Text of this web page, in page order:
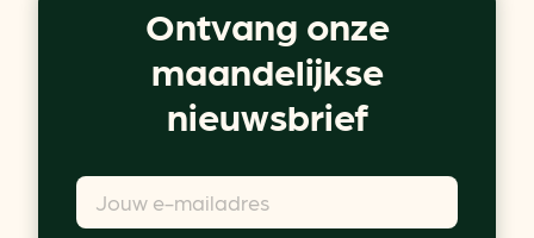
Ontvang onze
maandelijkse
nieuwsbrief